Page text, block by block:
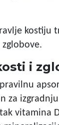
kostiju
i
za
vitamina